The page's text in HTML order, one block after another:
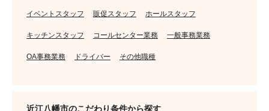
イベントスタッフ 販促スタッフ ホールスタッフ
キッチンスタッフ コールセンター業務 一般事務業務
OA事務業務 ドライバー その他職種
近江八幡市のこだわり条件から探す